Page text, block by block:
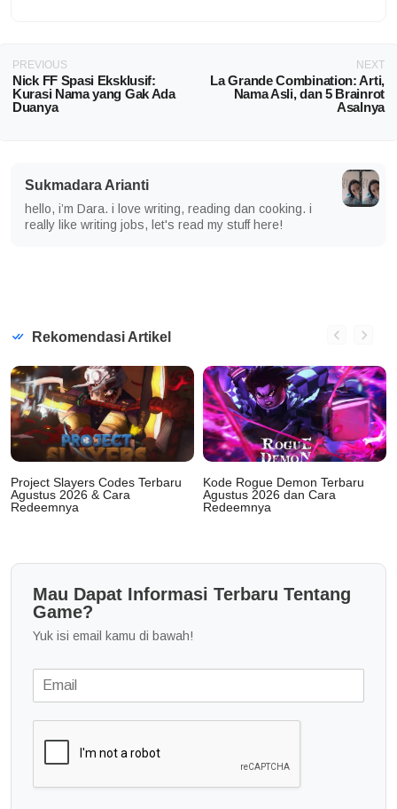
PREVIOUS
Nick FF Spasi Eksklusif:
Kurasi Nama yang Gak Ada
Duanya
NEXT
La Grande Combination: Arti,
Nama Asli, dan 5 Brainrot
Asalnya
Sukmadara Arianti
hello, i’m Dara. i love writing, reading dan cooking. i
really like writing jobs, let's read my stuff here!
Rekomendasi Artikel
Project Slayers Codes Terbaru
Agustus 2026 & Cara
Redeemnya
Kode Rogue Demon Terbaru
Agustus 2026 dan Cara
Redeemnya
Mau Dapat Informasi Terbaru Tentang
Game?
Yuk isi email kamu di bawah!